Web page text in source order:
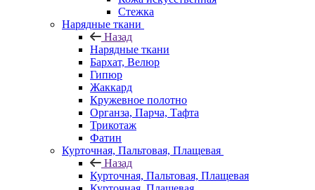
Стежка
Нарядные ткани
Назад
Нарядные ткани
Бархат, Велюр
Гипюр
Жаккард
Кружевное полотно
Органза, Парча, Тафта
Трикотаж
Фатин
Курточная, Пальтовая, Плащевая
Назад
Курточная, Пальтовая, Плащевая